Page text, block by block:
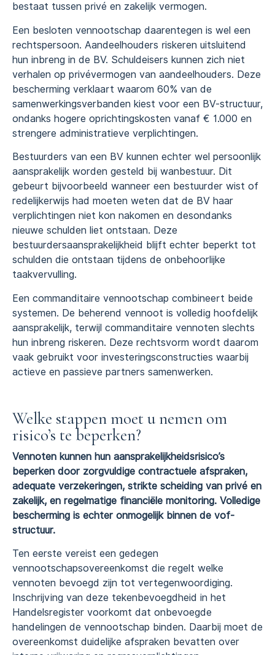
bestaat tussen privé en zakelijk vermogen.
Een besloten vennootschap daarentegen is wel een
rechtspersoon. Aandeelhouders riskeren uitsluitend
hun inbreng in de BV. Schuldeisers kunnen zich niet
verhalen op privévermogen van aandeelhouders. Deze
bescherming verklaart waarom 60% van de
samenwerkingsverbanden kiest voor een BV-structuur,
ondanks hogere oprichtingskosten vanaf € 1.000 en
strengere administratieve verplichtingen.
Bestuurders van een BV kunnen echter wel persoonlijk
aansprakelijk worden gesteld bij wanbestuur. Dit
gebeurt bijvoorbeeld wanneer een bestuurder wist of
redelijkerwijs had moeten weten dat de BV haar
verplichtingen niet kon nakomen en desondanks
nieuwe schulden liet ontstaan. Deze
bestuurdersaansprakelijkheid blijft echter beperkt tot
schulden die ontstaan tijdens de onbehoorlijke
taakvervulling.
Een commanditaire vennootschap combineert beide
systemen. De beherend vennoot is volledig hoofdelijk
aansprakelijk, terwijl commanditaire vennoten slechts
hun inbreng riskeren. Deze rechtsvorm wordt daarom
vaak gebruikt voor investeringsconstructies waarbij
actieve en passieve partners samenwerken.
Welke stappen moet u nemen om
risico’s te beperken?
Vennoten kunnen hun aansprakelijkheidsrisico’s
beperken door zorgvuldige contractuele afspraken,
adequate verzekeringen, strikte scheiding van privé en
zakelijk, en regelmatige financiële monitoring. Volledige
bescherming is echter onmogelijk binnen de vof-
structuur.
Ten eerste vereist een gedegen
vennootschapsovereenkomst die regelt welke
vennoten bevoegd zijn tot vertegenwoordiging.
Inschrijving van deze tekenbevoegdheid in het
Handelsregister voorkomt dat onbevoegde
handelingen de vennootschap binden. Daarbij moet de
overeenkomst duidelijke afspraken bevatten over